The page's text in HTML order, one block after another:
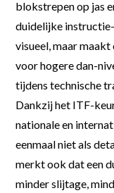
blokstrepen op jas
duidelijke
visueel, maar
voor hogere dan-
tijdens technische
Dankzij het ITF-
nationale en
eenmaal niet als
merkt ook dat een
minder slijtage,